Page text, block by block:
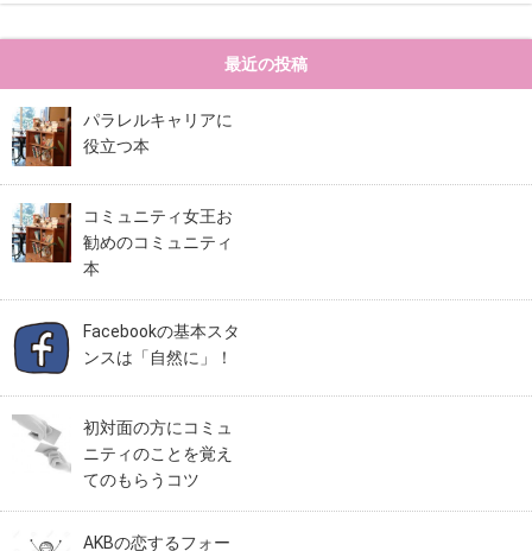
最近の投稿
パラレルキャリアに
役立つ本
コミュニティ女王お
勧めのコミュニティ
本
Facebookの基本スタ
ンスは「自然に」！
初対面の方にコミュ
ニティのことを覚え
てのもらうコツ
AKBの恋するフォー